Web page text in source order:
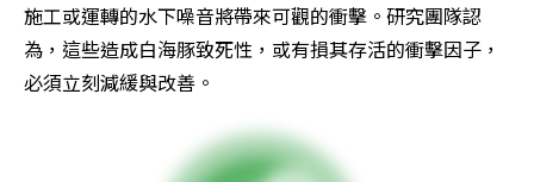
施工或運轉的水下噪音將帶來可觀的衝擊。研究團隊認
為，這些造成白海豚致死性，或有損其存活的衝擊因子，
必須立刻減緩與改善。